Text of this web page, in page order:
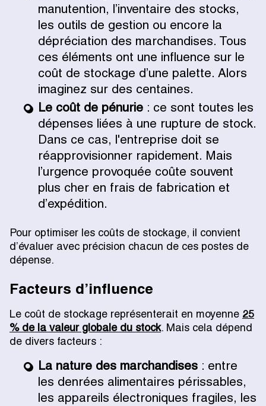
manutention, l’inventaire des stocks,
les outils de gestion ou encore la
dépréciation des marchandises. Tous
ces éléments ont une influence sur le
coût de stockage d’une palette. Alors
imaginez sur des centaines.
Le coût de pénurie : ce sont toutes les
dépenses liées à une rupture de stock.
Dans ce cas, l'entreprise doit se
réapprovisionner rapidement. Mais
l’urgence provoquée coûte souvent
plus cher en frais de fabrication et
d’expédition.
Pour optimiser les coûts de stockage, il convient
d’évaluer avec précision chacun de ces postes de
dépense.
Facteurs d’influence
Le coût de stockage représenterait en moyenne 25
% de la valeur globale du stock. Mais cela dépend
de divers facteurs :
La nature des marchandises : entre
les denrées alimentaires périssables,
les appareils électroniques fragiles, les